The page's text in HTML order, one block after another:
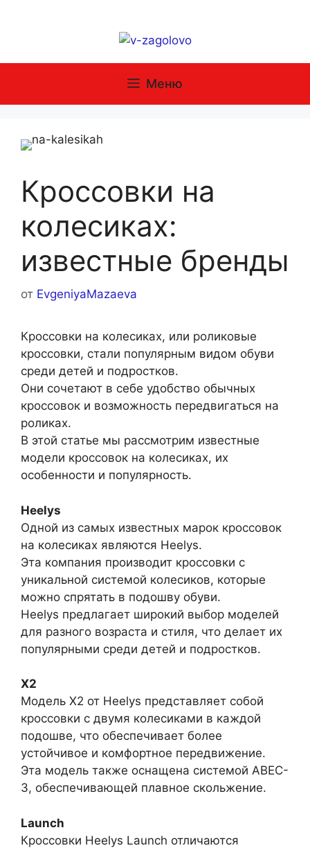
Меню
Кроссовки на
колесиках:
известные бренды
от EvgeniyaMazaeva
Кроссовки на колесиках, или роликовые
кроссовки, стали популярным видом обуви
среди детей и подростков.
Они сочетают в себе удобство обычных
кроссовок и возможность передвигаться на
роликах.
В этой статье мы рассмотрим известные
модели кроссовок на колесиках, их
особенности и популярность.
Heelys
Одной из самых известных марок кроссовок
на колесиках являются Heelys.
Эта компания производит кроссовки с
уникальной системой колесиков, которые
можно спрятать в подошву обуви.
Heelys предлагает широкий выбор моделей
для разного возраста и стиля, что делает их
популярными среди детей и подростков.
X2
Модель X2 от Heelys представляет собой
кроссовки с двумя колесиками в каждой
подошве, что обеспечивает более
устойчивое и комфортное передвижение.
Эта модель также оснащена системой ABEC-
3, обеспечивающей плавное скольжение.
Launch
Кроссовки Heelys Launch отличаются